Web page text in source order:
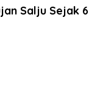
Salju Sejak 6